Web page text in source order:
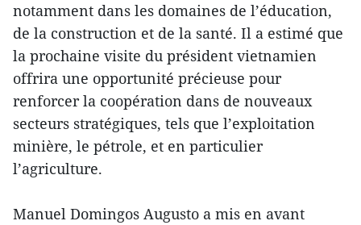
notamment dans les domaines de l’éducation,
de la construction et de la santé. Il a estimé que
la prochaine visite du président vietnamien
offrira une opportunité précieuse pour
renforcer la coopération dans de nouveaux
secteurs stratégiques, tels que l’exploitation
minière, le pétrole, et en particulier
l’agriculture.
Manuel Domingos Augusto a mis en avant